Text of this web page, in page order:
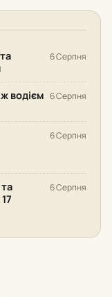
6 Серпня
водієм 6 Серпня
6 Серпня
6 Серпня